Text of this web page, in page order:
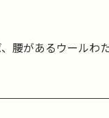
腰があるウールわ